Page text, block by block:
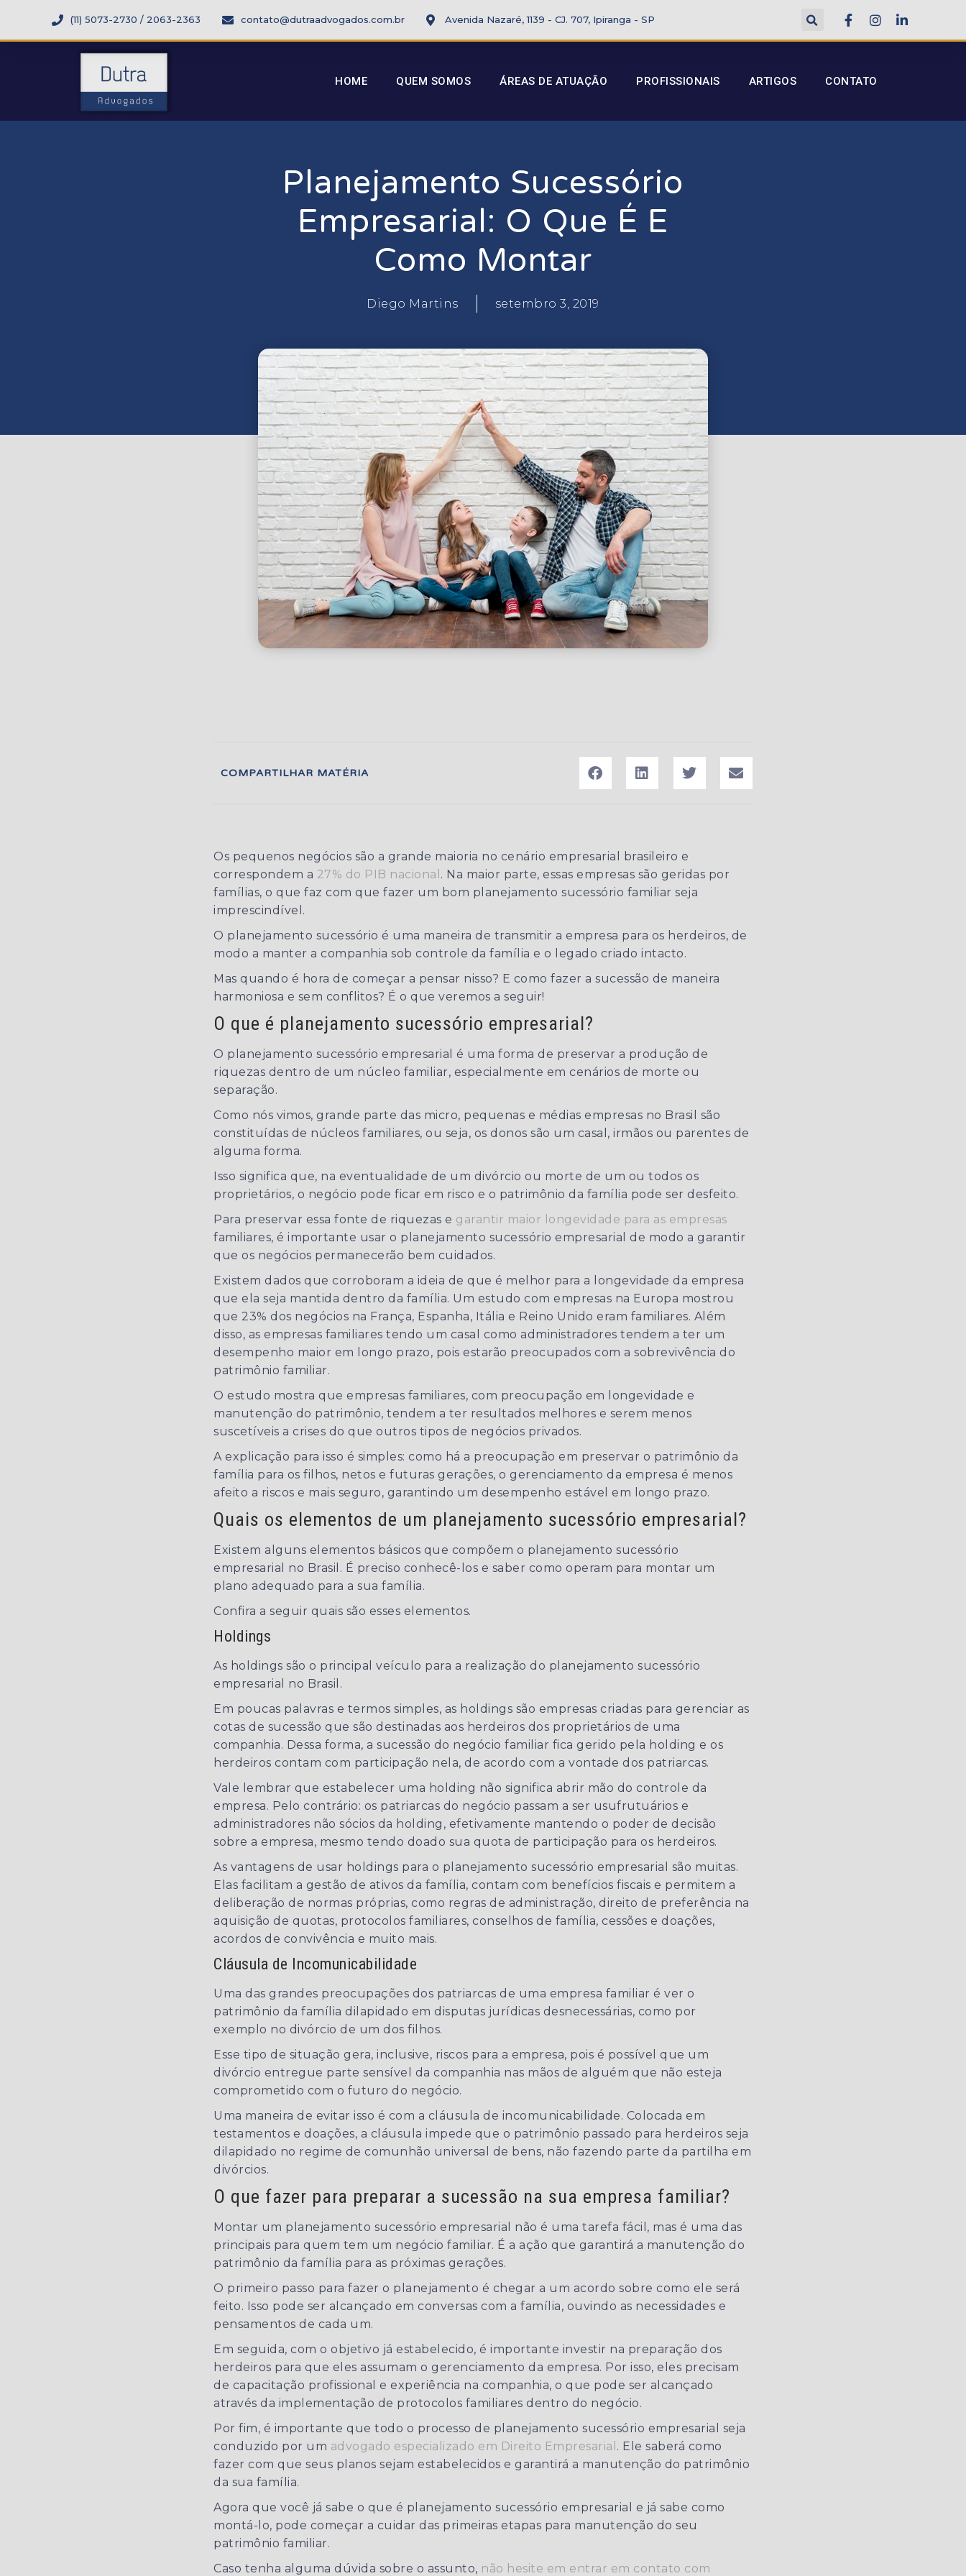
(11) 5073-2730 / 2063-2363 contato@dutraadvogados.com.br Avenida Nazaré, 1139 - CJ. 707, Ipiranga - SP
HOME QUEM SOMOS ÁREAS DE ATUAÇÃO PROFISSIONAIS ARTIGOS CONTATO
Planejamento Sucessório
Empresarial: O Que É E
Como Montar
Diego Martins setembro 3, 2019
COMPARTILHAR MATÉRIA
Os pequenos negócios são a grande maioria no cenário empresarial brasileiro e
correspondem a 27% do PIB nacional . Na maior parte, essas empresas são geridas por
famílias, o que faz com que fazer um bom planejamento sucessório familiar seja
imprescindível.
O planejamento sucessório é uma maneira de transmitir a empresa para os herdeiros, de
modo a manter a companhia sob controle da família e o legado criado intacto.
Mas quando é hora de começar a pensar nisso? E como fazer a sucessão de maneira
harmoniosa e sem conflitos? É o que veremos a seguir!
O que é planejamento sucessório empresarial?
O planejamento sucessório empresarial é uma forma de preservar a produção de
riquezas dentro de um núcleo familiar, especialmente em cenários de morte ou
separação.
Como nós vimos, grande parte das micro, pequenas e médias empresas no Brasil são
constituídas de núcleos familiares, ou seja, os donos são um casal, irmãos ou parentes de
alguma forma.
Isso significa que, na eventualidade de um divórcio ou morte de um ou todos os
proprietários, o negócio pode ficar em risco e o patrimônio da família pode ser desfeito.
Para preservar essa fonte de riquezas e garantir maior longevidade para as empresas
familiares, é importante usar o planejamento sucessório empresarial de modo a garantir
que os negócios permanecerão bem cuidados.
Existem dados que corroboram a ideia de que é melhor para a longevidade da empresa
que ela seja mantida dentro da família. Um estudo com empresas na Europa mostrou
que 23% dos negócios na França, Espanha, Itália e Reino Unido eram familiares. Além
disso, as empresas familiares tendo um casal como administradores tendem a ter um
desempenho maior em longo prazo, pois estarão preocupados com a sobrevivência do
patrimônio familiar.
O estudo mostra que empresas familiares, com preocupação em longevidade e
manutenção do patrimônio, tendem a ter resultados melhores e serem menos
suscetíveis a crises do que outros tipos de negócios privados.
A explicação para isso é simples: como há a preocupação em preservar o patrimônio da
família para os filhos, netos e futuras gerações, o gerenciamento da empresa é menos
afeito a riscos e mais seguro, garantindo um desempenho estável em longo prazo.
Quais os elementos de um planejamento sucessório empresarial?
Existem alguns elementos básicos que compõem o planejamento sucessório
empresarial no Brasil. É preciso conhecê-los e saber como operam para montar um
plano adequado para a sua família.
Confira a seguir quais são esses elementos.
Holdings
As holdings são o principal veículo para a realização do planejamento sucessório
empresarial no Brasil.
Em poucas palavras e termos simples, as holdings são empresas criadas para gerenciar as
cotas de sucessão que são destinadas aos herdeiros dos proprietários de uma
companhia. Dessa forma, a sucessão do negócio familiar fica gerido pela holding e os
herdeiros contam com participação nela, de acordo com a vontade dos patriarcas.
Vale lembrar que estabelecer uma holding não significa abrir mão do controle da
empresa. Pelo contrário: os patriarcas do negócio passam a ser usufrutuários e
administradores não sócios da holding, efetivamente mantendo o poder de decisão
sobre a empresa, mesmo tendo doado sua quota de participação para os herdeiros.
As vantagens de usar holdings para o planejamento sucessório empresarial são muitas.
Elas facilitam a gestão de ativos da família, contam com benefícios fiscais e permitem a
deliberação de normas próprias, como regras de administração, direito de preferência na
aquisição de quotas, protocolos familiares, conselhos de família, cessões e doações,
acordos de convivência e muito mais.
Cláusula de Incomunicabilidade
Uma das grandes preocupações dos patriarcas de uma empresa familiar é ver o
patrimônio da família dilapidado em disputas jurídicas desnecessárias, como por
exemplo no divórcio de um dos filhos.
Esse tipo de situação gera, inclusive, riscos para a empresa, pois é possível que um
divórcio entregue parte sensível da companhia nas mãos de alguém que não esteja
comprometido com o futuro do negócio.
Uma maneira de evitar isso é com a cláusula de incomunicabilidade. Colocada em
testamentos e doações, a cláusula impede que o patrimônio passado para herdeiros seja
dilapidado no regime de comunhão universal de bens, não fazendo parte da partilha em
divórcios.
O que fazer para preparar a sucessão na sua empresa familiar?
Montar um planejamento sucessório empresarial não é uma tarefa fácil, mas é uma das
principais para quem tem um negócio familiar. É a ação que garantirá a manutenção do
patrimônio da família para as próximas gerações.
O primeiro passo para fazer o planejamento é chegar a um acordo sobre como ele será
feito. Isso pode ser alcançado em conversas com a família, ouvindo as necessidades e
pensamentos de cada um.
Em seguida, com o objetivo já estabelecido, é importante investir na preparação dos
herdeiros para que eles assumam o gerenciamento da empresa. Por isso, eles precisam
de capacitação profissional e experiência na companhia, o que pode ser alcançado
através da implementação de protocolos familiares dentro do negócio.
Por fim, é importante que todo o processo de planejamento sucessório empresarial seja
conduzido por um advogado especializado em Direito Empresarial . Ele saberá como
fazer com que seus planos sejam estabelecidos e garantirá a manutenção do patrimônio
da sua família.
Agora que você já sabe o que é planejamento sucessório empresarial e já sabe como
montá-lo, pode começar a cuidar das primeiras etapas para manutenção do seu
patrimônio familiar.
Caso tenha alguma dúvida sobre o assunto, não hesite em entrar em contato com